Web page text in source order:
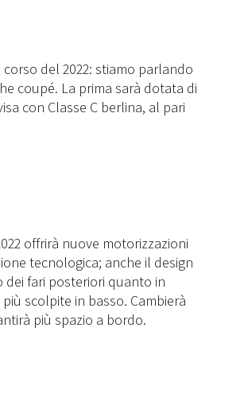
del 2022: stiamo parlando
coupé. La prima sarà dotata di
con Classe C berlina, al pari
offrirà nuove motorizzazioni
tecnologica; anche il design
fari posteriori quanto in
scolpite in basso. Cambierà
più spazio a bordo.